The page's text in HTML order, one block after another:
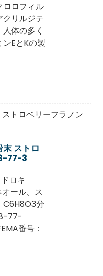
ロロフィル
リルジテ
体の多く
EとKの製
ストロ
77-3
ロキ
ール、ス
C6H8O3分
77-
番号：